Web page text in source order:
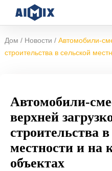
Дом / Новости / Автомобили-
строительства в сельской
Автомобили-
верхней
строительства
местности и на
объектах